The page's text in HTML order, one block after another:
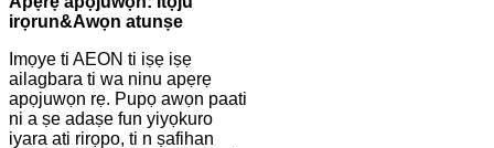
irọrun&Awọn atunṣe
Imọye ti AEON ti iṣẹ iṣẹ
ailagbara ti wa ninu apẹrẹ
apọjuwọn rẹ. Pupọ awọn paati
ni a ṣe adaṣe fun yiyọkuro
iyara ati rirọpo, ti n ṣafihan